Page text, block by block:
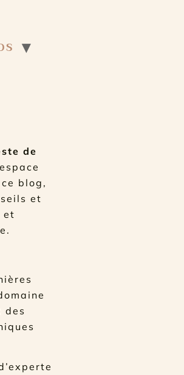
de
blog,
et
et
des